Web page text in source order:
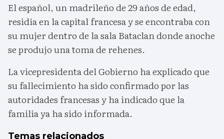
El español, un madrileño de 29 años de edad,
residía en la capital francesa y se encontraba con
su mujer dentro de la sala Bataclan donde anoche
se produjo una toma de rehenes.
La vicepresidenta del Gobierno ha explicado que
su fallecimiento ha sido confirmado por las
autoridades francesas y ha indicado que la
familia ya ha sido informada.
Temas relacionados